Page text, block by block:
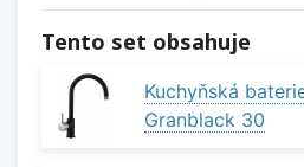
Tento set obsahuje
Kuchyňská
Granblack 30